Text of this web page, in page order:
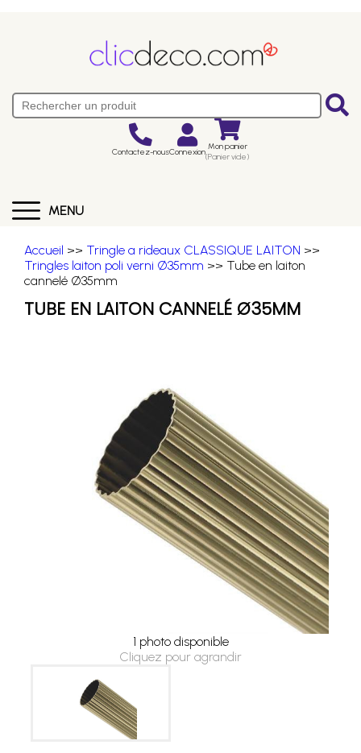
Contactez-nousConnexion Mon panier
(Panier vide)
MENU
Accueil >> Tringle a rideaux CLASSIQUE LAITON >>
Tringles laiton poli verni Ø35mm >> Tube en laiton
cannelé Ø35mm
TUBE EN LAITON CANNELÉ Ø35MM
1 photo disponible
Cliquez pour agrandir